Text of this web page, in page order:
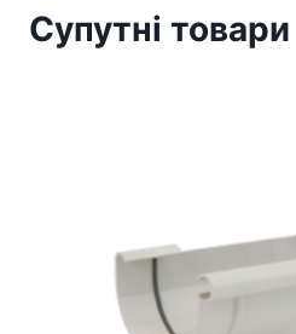
Супутні товари